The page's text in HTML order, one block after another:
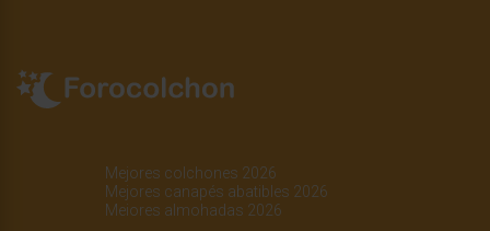
Mejores colchones 2026
Mejores canapés abatibles 2026
Mejores almohadas 2026